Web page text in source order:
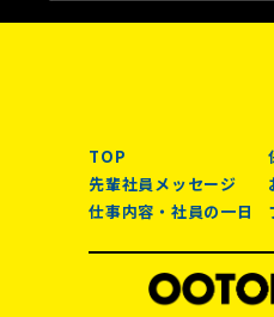
TOP
先輩社員メッセージ
仕事内容・社員の一日